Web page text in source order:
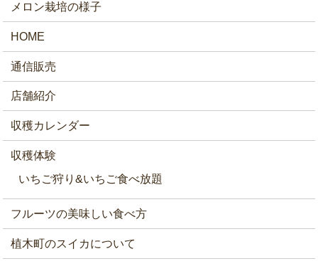
メロン栽培の様子
HOME
通信販売
店舗紹介
収穫カレンダー
収穫体験
いちご狩り&いちご食べ放題
フルーツの美味しい食べ方
植木町のスイカについて